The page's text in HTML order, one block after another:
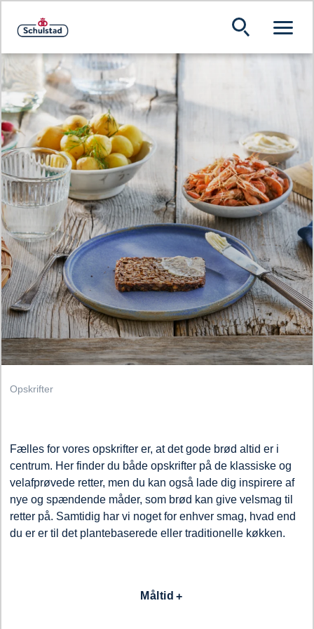
Opskrifter
Fælles for vores opskrifter er, at det gode brød altid er i
centrum. Her finder du både opskrifter på de klassiske og
velafprøvede retter, men du kan også lade dig inspirere af
nye og spændende måder, som brød kan give velsmag til
retter på. Samtidig har vi noget for enhver smag, hvad end
du er er til det plantebaserede eller traditionelle køkken.
Måltid